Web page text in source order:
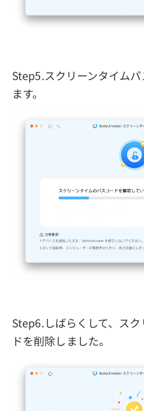
Step5.スクリーンタイム
ます。
Step6.しばらくして、ス
ドを削除しました。